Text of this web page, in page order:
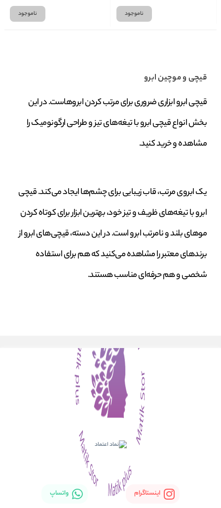
ناموجود ناموجود
قیچی و موچین ابرو
قیچی ابرو ابزاری ضروری برای مرتب کردن ابروهاست. در این
بخش انواع قیچی ابرو با تیغه‌های تیز و طراحی ارگونومیک را
مشاهده و خرید کنید.
یک ابروی مرتب، قاب زیبایی برای چشم‌ها ایجاد می‌کند. قیچی
ابرو با تیغه‌های ظریف و تیز خود، بهترین ابزار برای کوتاه کردن
موهای بلند و نامرتب ابرو است. در این دسته، قیچی‌های ابرو از
برندهای معتبر را مشاهده می‌کنید که هم برای استفاده
شخصی و هم حرفه‌ای مناسب هستند.
اینستاگرام واتساپ